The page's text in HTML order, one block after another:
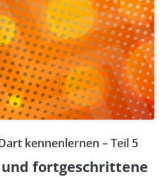
kennenlernen – Teil 5
fortgeschrittene